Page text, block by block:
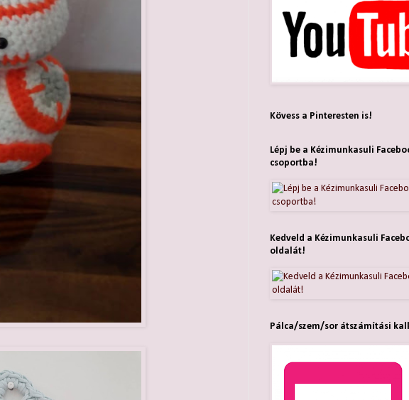
Kövess a Pinteresten is!
Lépj be a Kézimunkasuli
csoportba!
Kedveld a Kézimunkasuli
oldalát!
Pálca/szem/sor átszámítási